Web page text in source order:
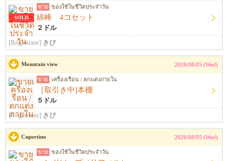
SOLD
ขาย ของใช้ในชีวิตประจำวัน
綿棒 4コセット
２ドル
[Registrant] きび
Mountain view 2026/08/05 (Wed)
ขาย เครื่องเรือน / ตกแต่งภายใน
［取引き中]本棚
５ドル
[Registrant] きび
Cupertino 2026/08/05 (Wed)
ขาย ของใช้ในชีวิตประจำวัน